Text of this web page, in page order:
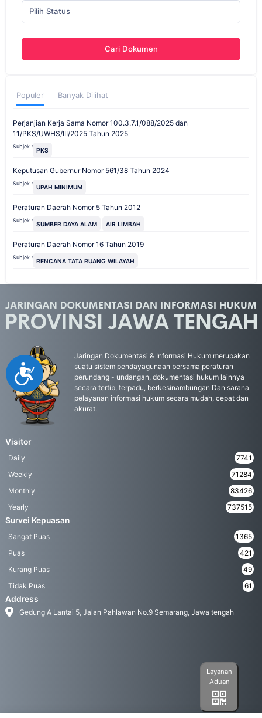
Accessibility
Pilih Status
Cari Dokumen
Populer Banyak Dilihat
Perjanjian Kerja Sama Nomor 100.3.7.1/088/2025 dan
11/PKS/UWHS/III/2025 Tahun 2025
Subjek : PKS
Keputusan Gubernur Nomor 561/38 Tahun 2024
Subjek : UPAH MINIMUM
Peraturan Daerah Nomor 5 Tahun 2012
Subjek : SUMBER DAYA ALAM AIR LIMBAH
Peraturan Daerah Nomor 16 Tahun 2019
Subjek : RENCANA TATA RUANG WILAYAH
Jaringan Dokumentasi & Informasi Hukum merupakan
suatu sistem pendayagunaan bersama peraturan
perundang - undangan, dokumentasi hukum lainnya
secara tertib, terpadu, berkesinambungan Dan sarana
pelayanan informasi hukum secara mudah, cepat dan
akurat.
Visitor
Daily
7741
Weekly
71284
Monthly
83426
Yearly
737515
Survei Kepuasan
Sangat Puas
1365
Puas
421
Kurang Puas
49
Tidak Puas
61
Address
Gedung A Lantai 5, Jalan Pahlawan No.9 Semarang, Jawa tengah
Layanan
Aduan